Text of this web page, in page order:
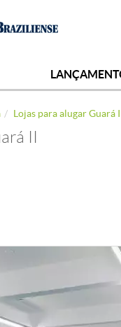
Lojas para alugar Guará
II